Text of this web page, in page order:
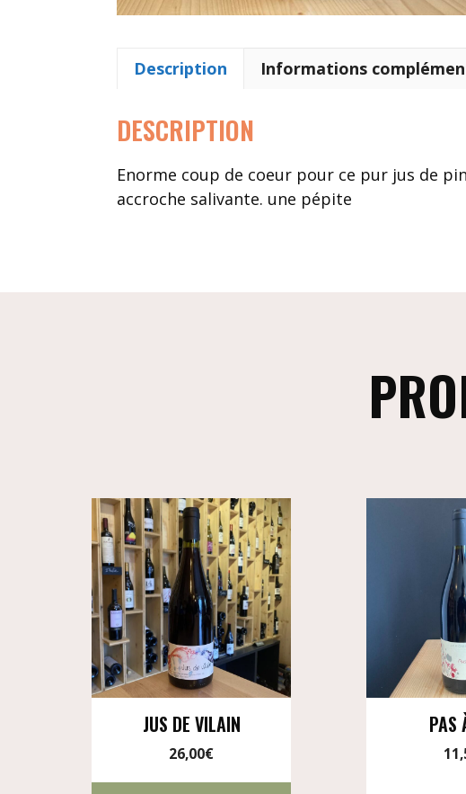
Description Informations
DESCRIPTION
Enorme coup de coeur pour ce pur jus de
accroche salivante. une pépite
JUS DE VILAIN
26,00€
PAS